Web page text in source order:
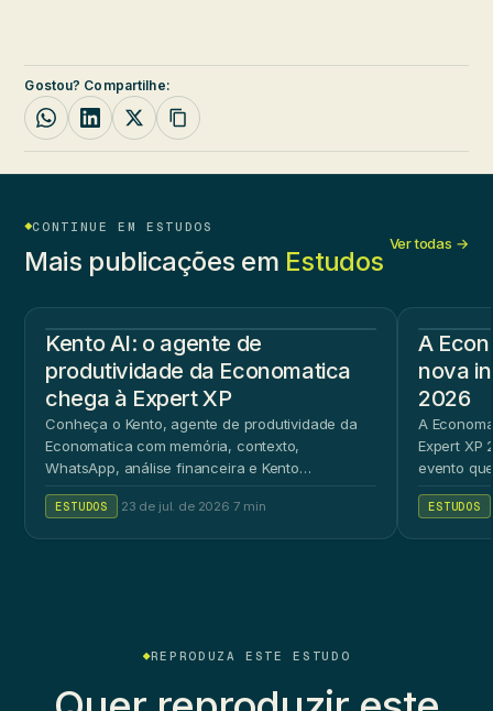
Gostou? Compartilhe:
CONTINUE EM ESTUDOS
Mais publicações em Estudos
Ver todas →
Kento AI: o agente de
produtividade da Economatica
chega à Expert XP
Conheça o Kento, agente de produtividade da
Economatica com memória, contexto,
WhatsApp, análise financeira e Kento
ESTUDOS 23 de jul. de 2026 7 min
A
nova
2026
A
Expert XP
evento
ESTUDOS
REPRODUZA ESTE ESTUDO